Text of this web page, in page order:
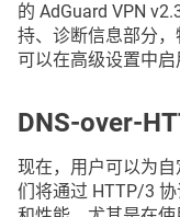
的 AdGuard VPN
持、诊断信息部分
可以在高级设置中启
DNS-over-
现在，用户可以为
们将通过 HTTP/3